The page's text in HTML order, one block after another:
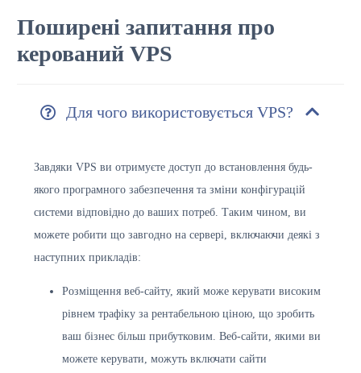
Поширені запитання про
керований VPS
Для чого використовується VPS?
Завдяки VPS ви отримуєте доступ до встановлення будь-
якого програмного забезпечення та зміни конфігурацій
системи відповідно до ваших потреб. Таким чином, ви
можете робити що завгодно на сервері, включаючи деякі з
наступних прикладів:
Розміщення веб-сайту, який може керувати високим
рівнем трафіку за рентабельною ціною, що зробить
ваш бізнес більш прибутковим. Веб-сайти, якими ви
можете керувати, можуть включати сайти